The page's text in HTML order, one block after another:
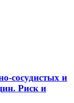
сосудистых и
Риск и